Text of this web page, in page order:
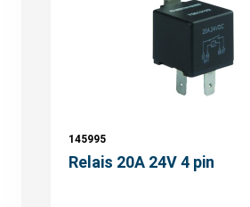
145995
Relais 20A 24V 4 pin